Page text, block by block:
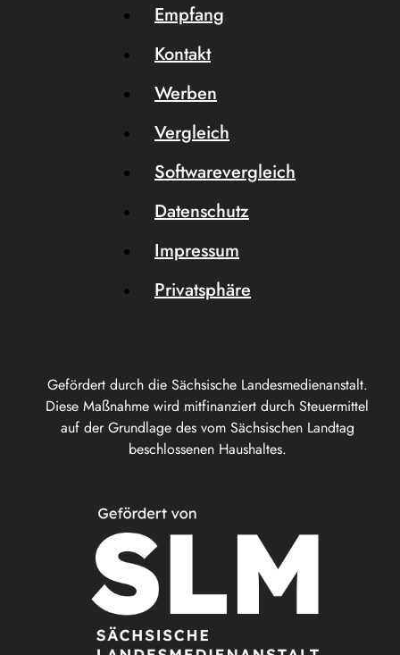
Gefördert durch die Sächsische Landesmedienanstalt.
Diese Maßnahme wird mitfinanziert durch Steuermittel
auf der Grundlage des vom Sächsischen Landtag
beschlossenen Haushaltes.
Empfang
Kontakt
Werben
Vergleich
Softwarevergleich
Datenschutz
Impressum
Privatsphäre